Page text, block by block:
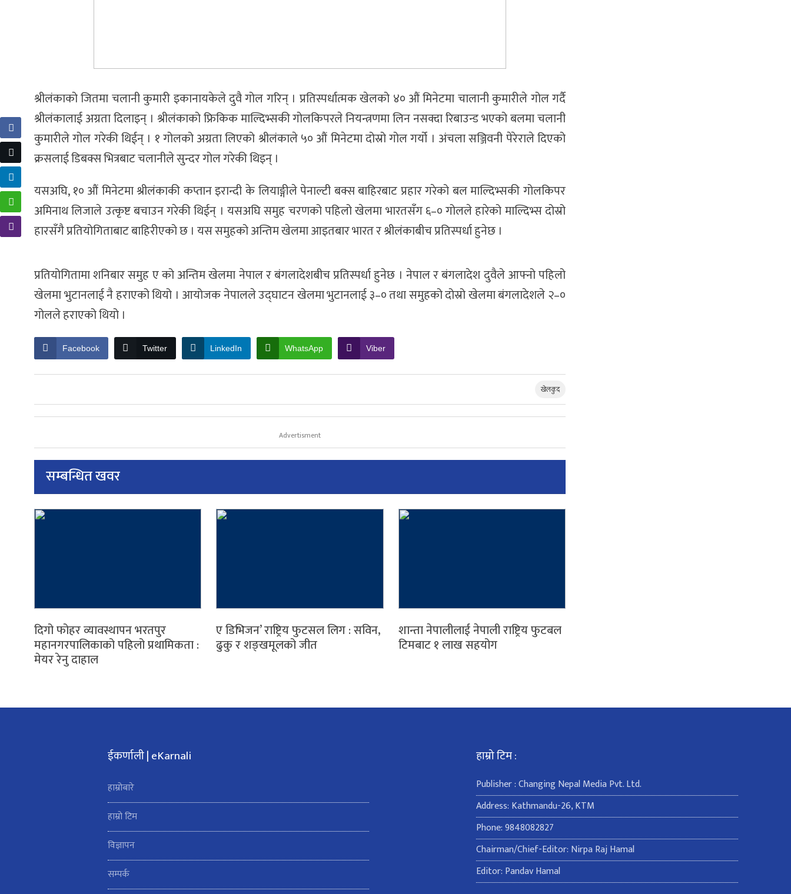
श्रीलंकाको जितमा चलानी कुमारी इकानायकेले दुवै गोल गरिन् । प्रतिस्पर्धात्मक खेलको ४० औं मिनेटमा चालानी कुमारीले गोल गर्दै
श्रीलंकालाई अग्रता दिलाइन् । श्रीलंकाको फ्रिकिक माल्दिभ्सकी गोलकिपरले नियन्त्रणमा लिन नसक्दा रिबाउन्ड भएको बलमा चलानी
कुमारीले गोल गरेकी थिईन् । १ गोलको अग्रता लिएको श्रीलंकाले ५० औं मिनेटमा दोस्रो गोल गर्यो । अंचला सञ्जिवनी पेरेराले दिएको
क्रसलाई डिबक्स भित्रबाट चलानीले सुन्दर गोल गरेकी थिइन् ।
यसअघि, १० औं मिनेटमा श्रीलंकाकी कप्तान इरान्दी के लियाङ्गीले पेनाल्टी बक्स बाहिरबाट प्रहार गरेको बल माल्दिभ्सकी गोलकिपर
अमिनाथ लिजाले उत्कृष्ट बचाउन गरेकी थिईन् । यसअघि समुह चरणको पहिलो खेलमा भारतसँग ६–० गोलले हारेको माल्दिभ्स दोस्रो
हारसँगै प्रतियोगिताबाट बाहिरीएको छ । यस समुहको अन्तिम खेलमा आइतबार भारत र श्रीलंकाबीच प्रतिस्पर्धा हुनेछ ।
प्रतियोगितामा शनिबार समुह ए को अन्तिम खेलमा नेपाल र बंगलादेशबीच प्रतिस्पर्धा हुनेछ । नेपाल र बंगलादेश दुवैले आफ्नो पहिलो
खेलमा भुटानलाई नै हराएको थियो । आयोजक नेपालले उद्घाटन खेलमा भुटानलाई ३–० तथा समुहको दोस्रो खेलमा बंगलादेशले २–०
गोलले हराएको थियो ।
Facebook Twitter LinkedIn WhatsApp Viber
खेलकुद
Advertisment
सम्बन्धित खवर
दिगो फोहर व्यावस्थापन भरतपुर
महानगरपालिकाको पहिलो प्रथामिकता :
मेयर रेनु दाहाल
ए डिभिजन’ राष्ट्रिय फुटसल लिग : सविन,
ढुकु र शङ्खमूलको जीत
शान्ता नेपालीलाई नेपाली राष्ट्रिय फुटबल
टिमबाट १ लाख सहयोग
ईकर्णाली | eKarnali
हाम्रोबारे
हाम्रो टिम
विज्ञापन
सम्पर्क
हाम्रो टिम :
Publisher : Changing Nepal Media Pvt. Ltd.
Address: Kathmandu-26, KTM
Phone: 9848082827
Chairman/Chief-Editor: Nirpa Raj Hamal
Editor: Pandav Hamal